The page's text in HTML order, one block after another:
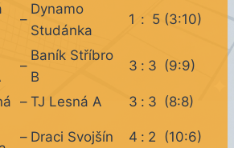
–
Dynamo
Studánka
1 : 5 (3:10)
–
Baník Stříbro
B
3 : 3 (9:9)
– TJ Lesná A 3 : 3 (8:8)
– Draci Svojšín 4 : 2 (10:6)